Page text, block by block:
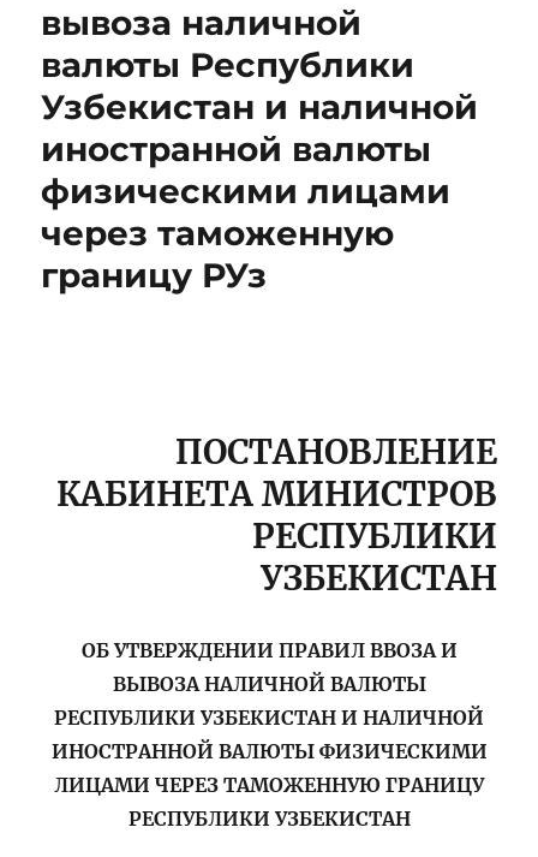
вывоза наличной
валюты Республики
Узбекистан и наличной
иностранной валюты
физическими лицами
через таможенную
границу РУз
ПОСТАНОВЛЕНИЕ
КАБИНЕТА МИНИСТРОВ
РЕСПУБЛИКИ
УЗБЕКИСТАН
ОБ УТВЕРЖДЕНИИ ПРАВИЛ ВВОЗА И
ВЫВОЗА НАЛИЧНОЙ ВАЛЮТЫ
РЕСПУБЛИКИ УЗБЕКИСТАН И НАЛИЧНОЙ
ИНОСТРАННОЙ ВАЛЮТЫ ФИЗИЧЕСКИМИ
ЛИЦАМИ ЧЕРЕЗ ТАМОЖЕННУЮ ГРАНИЦУ
РЕСПУБЛИКИ УЗБЕКИСТАН